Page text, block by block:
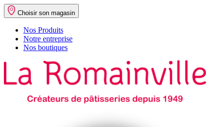
Choisir son magasin
Nos Produits
Notre entreprise
Nos boutiques